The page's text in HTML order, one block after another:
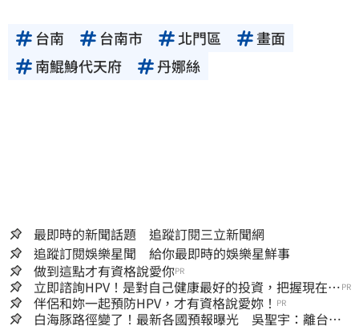
台南 台南市 北門區
畫面
南鯤鯓代天府
丹娜絲
最即時的新聞話題 追蹤訂閱三立新聞網
追蹤訂閱娛樂星聞 給你最即時的娛樂星鮮事
做到這點才有資格說愛你PR
立即諮詢HPV！是對自己健康最好的投資，把握現在不
嫌晚！
PR
伴侶和妳一起預防HPV，才有資格說愛妳！ PR
白海豚路徑變了！最新各國預報曝光 吳聖宇：離台灣